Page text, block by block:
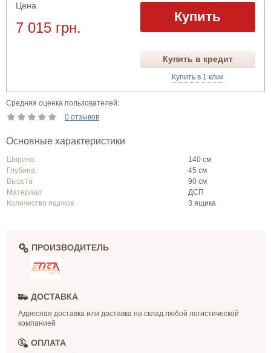
Цена
7 015 грн.
Купить
Купить в кредит
Купить в 1 клик
Средняя оценка пользователей:
0 отзывов
Основные характеристики
Ширина
140 см
Глубина
45 см
Высота
90 см
Материал
ДСП
Количество ящиков
3 ящика
ПРОИЗВОДИТЕЛЬ
ДОСТАВКА
Адресная доставка или доставка на склад любой логистической
компанией
ОПЛАТА